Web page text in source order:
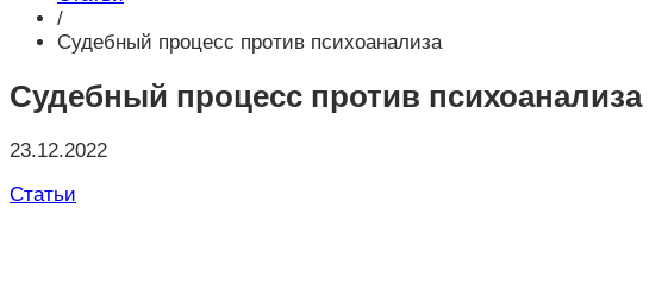
/
Судебный процесс против психоанализа
Судебный процесс против психоанализа
23.12.2022
Статьи